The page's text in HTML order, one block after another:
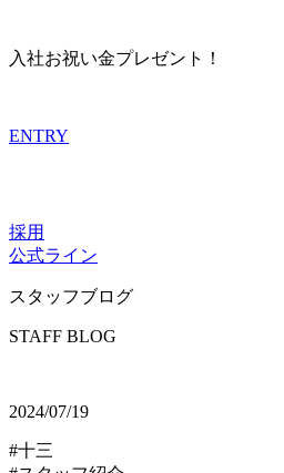
入社お祝い金プレゼント！
ENTRY
採用
公式ライン
スタッフブログ
STAFF BLOG
2024/07/19
#十三